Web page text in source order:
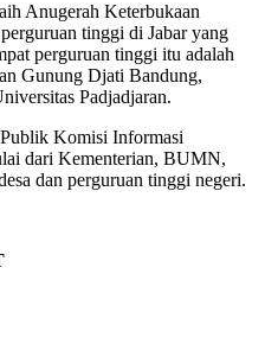
Anugerah Keterbukaan
tinggi di Jabar yang
perguruan tinggi itu adalah
Gunung Djati Bandung,
Padjadjaran.
Komisi Informasi
dari Kementerian, BUMN,
dan perguruan tinggi negeri.